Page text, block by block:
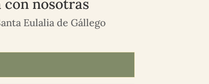
con nosotras
Eulalia de Gállego